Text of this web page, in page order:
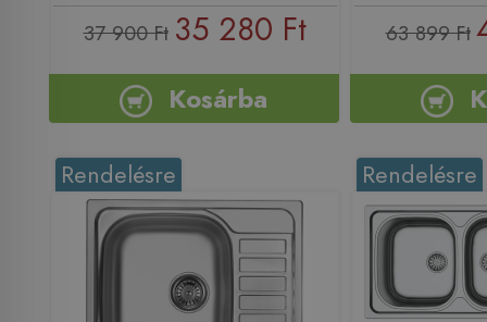
37 900 Ft 35 280 Ft
Kosárba
63 899 Ft
Rendelésre Rendelésre